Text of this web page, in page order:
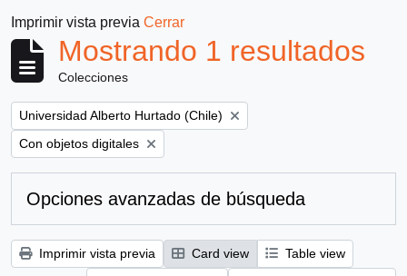
Imprimir vista previa Cerrar
Mostrando 1 resultados
Colecciones
Remove filter:
Universidad Alberto Hurtado (Chile)
Remove filter:
Con objetos digitales
Opciones avanzadas de búsqueda
Imprimir vista previa Card view
Table view